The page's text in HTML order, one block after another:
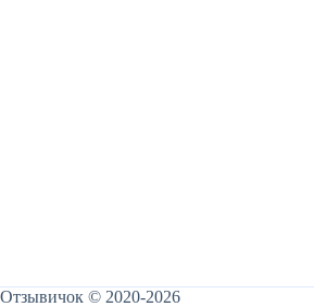
Отзывичок © 2020-2026